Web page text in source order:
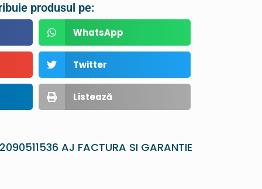
produsul pe:
WhatsApp
Twitter
Listează
AJ FACTURA SI GARANTIE